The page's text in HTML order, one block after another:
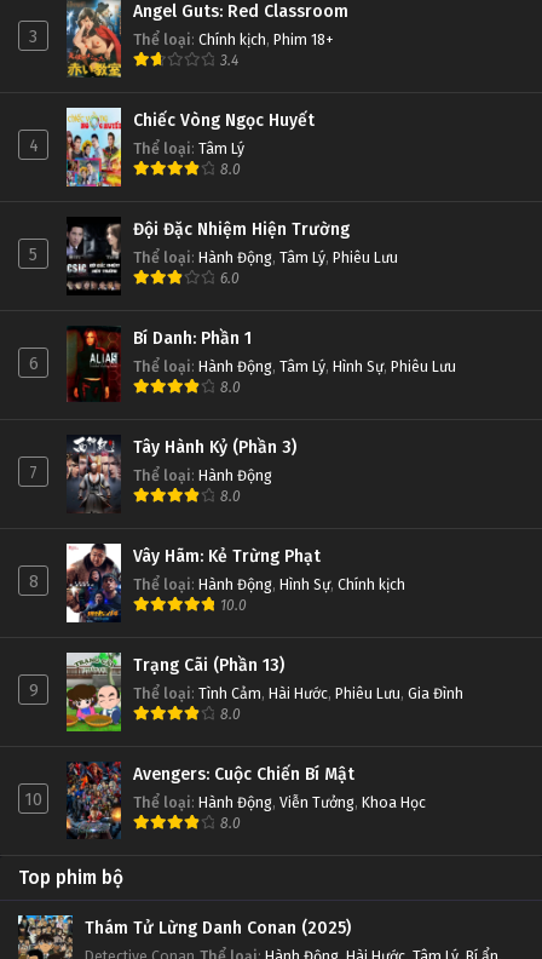
3
Angel Guts: Red Classroom
Thể loại: Chính kịch, Phim 18+
3.4
4
Chiếc Vòng Ngọc Huyết
Thể loại: Tâm Lý
8.0
5
Đội Đặc Nhiệm Hiện Trường
Thể loại: Hành Động, Tâm Lý, Phiêu Lưu
6.0
6
Bí Danh: Phần 1
Thể loại: Hành Động, Tâm Lý, Hình Sự, Phiêu Lưu
8.0
7
Tây Hành Kỷ (Phần 3)
Thể loại: Hành Động
8.0
8
Vây Hãm: Kẻ Trừng Phạt
Thể loại: Hành Động, Hình Sự, Chính kịch
10.0
9
Trạng Cãi (Phần 13)
Thể loại: Tình Cảm, Hài Hước, Phiêu Lưu, Gia Đình
8.0
10
Avengers: Cuộc Chiến Bí Mật
Thể loại: Hành Động, Viễn Tưởng, Khoa Học
8.0
Top phim bộ
Thám Tử Lừng Danh Conan (2025)